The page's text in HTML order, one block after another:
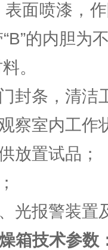
面喷漆，
的内胆为
。
封条，清洁
察室内工作
放置试品；
光报警装置
箱技术参数